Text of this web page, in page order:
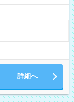
詳細へ